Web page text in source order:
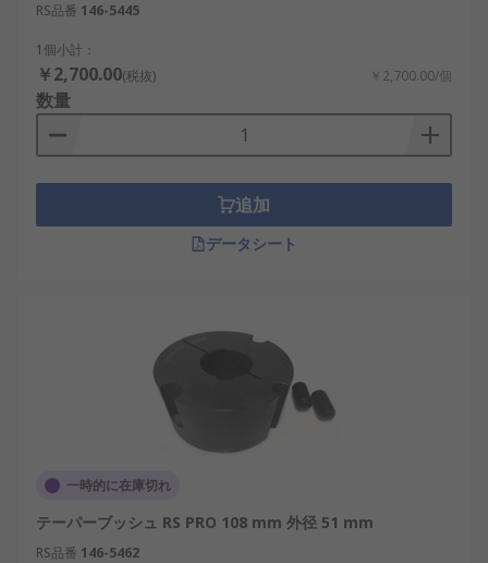
RS品番 146-5445
1個小計：
￥2,700.00(税抜) ￥2,700.00/個
数量
追加
データシート
一時的に在庫切れ
テーパーブッシュ RS PRO 108 mm 外径 51 mm
RS品番 146-5462